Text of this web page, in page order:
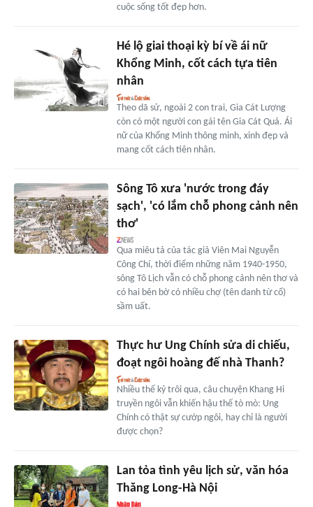
cuộc sống tốt đẹp hơn.
Hé lộ giai thoại kỳ bí về ái nữ
Khổng Minh, cốt cách tựa tiên
nhân
Theo dã sử, ngoài 2 con trai, Gia Cát Lượng
còn có một người con gái tên Gia Cát Quả. Ái
nữ của Khổng Minh thông minh, xinh đẹp và
mang cốt cách tiên nhân.
Sông Tô xưa 'nước trong đáy
sạch', 'có lắm chỗ phong cảnh nên
thơ'
Qua miêu tả của tác giả Viên Mai Nguyễn
Công Chí, thời điểm những năm 1940-1950,
sông Tô Lịch vẫn có chỗ phong cảnh nên thơ và
có hai bên bờ có nhiều chợ (tên danh từ cổ)
sầm uất.
Thực hư Ung Chính sửa di chiếu,
đoạt ngôi hoàng đế nhà Thanh?
Nhiều thế kỷ trôi qua, câu chuyện Khang Hi
truyền ngôi vẫn khiến hậu thế tò mò: Ung
Chính có thật sự cướp ngôi, hay chỉ là người
được chọn?
Lan tỏa tình yêu lịch sử, văn hóa
Thăng Long-Hà Nội